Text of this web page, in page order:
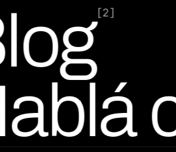
[2]
por Ed Escobar
Co-Founder & CEO